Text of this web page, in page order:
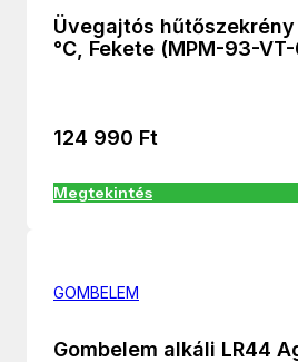
Üvegajtós
°C, Fekete (MPM-93-
124 990 Ft
Megtekintés
GOMBELEM
Gombelem alkáli LR44